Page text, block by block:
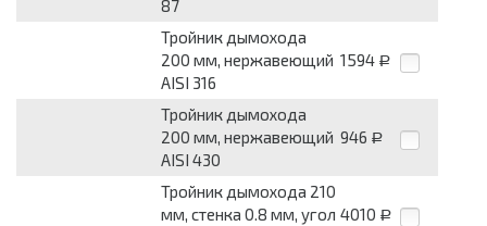
87
Тройник дымохода
200 мм, нержавеющий
AISI 316
1594 Р
Тройник дымохода
200 мм, нержавеющий
AISI 430
946 Р
Тройник дымохода 210
мм, стенка 0.8 мм, угол 4010 Р